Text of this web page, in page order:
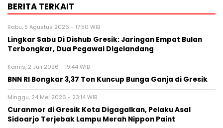
BERITA TERKAIT
Rabu, 5 Agustus 2026 - 17:50 WIB
Lingkar Sabu Di Dishub Gresik: Jaringan Empat Bulan
Terbongkar, Dua Pegawai Digelandang
Kamis, 2 Juli 2026 - 19:44 WIB
BNN RI Bongkar 3,37 Ton Kuncup Bunga Ganja di Gresik
Minggu, 24 Mei 2026 - 23:14 WIB
Curanmor di Gresik Kota Digagalkan, Pelaku Asal
Sidoarjo Terjebak Lampu Merah Nippon Paint